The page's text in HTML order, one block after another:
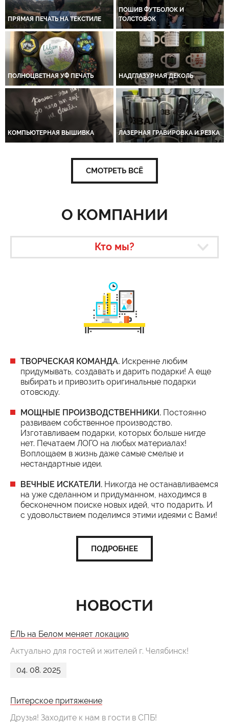
ПРЯМАЯ ПЕЧАТЬ НА ТЕКСТИЛЕ
ПОШИВ ФУТБОЛОК И
ТОЛСТОВОК
ПОЛНОЦВЕТНАЯ УФ ПЕЧАТЬ НАДГЛАЗУРНАЯ ДЕКОЛЬ
КОМПЬЮТЕРНАЯ ВЫШИВКА ЛАЗЕРНАЯ ГРАВИРОВКА И РЕЗКА
СМОТРЕТЬ ВСЁ
О КОМПАНИИ
Кто мы?
ТВОРЧЕСКАЯ КОМАНДА. Искренне любим
придумывать, создавать и дарить подарки! А еще
выбирать и привозить оригинальные подарки
отовсюду.
МОЩНЫЕ ПРОИЗВОДСТВЕННИКИ. Постоянно
развиваем собственное производство.
Изготавливаем подарки, которых больше нигде
нет. Печатаем ЛОГО на любых материалах!
Воплощаем в жизнь даже самые смелые и
нестандартные идеи.
ВЕЧНЫЕ ИСКАТЕЛИ. Никогда не останавливаемся
на уже сделанном и придуманном, находимся в
бесконечном поиске новых идей, что подарить. И
с удовольствием поделимся этими идеями с Вами!
ПОДРОБНЕЕ
НОВОСТИ
ЕЛЬ на Белом меняет локацию
Актуально для гостей и жителей г. Челябинск!
04. 08. 2025
Питерское притяжение
Друзья! Заходите к нам в гости в СПБ!